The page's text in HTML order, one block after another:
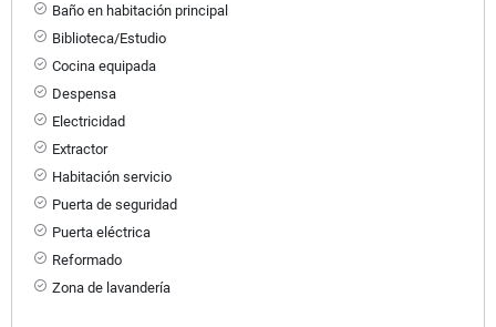
Baño en habitación principal
Biblioteca/Estudio
Cocina equipada
Despensa
Electricidad
Extractor
Habitación servicio
Puerta de seguridad
Puerta eléctrica
Reformado
Zona de lavandería